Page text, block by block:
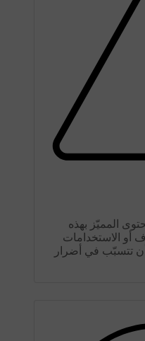
المميّز بهذه
أو الاستخدامات
أن تتسبّب في أضرار